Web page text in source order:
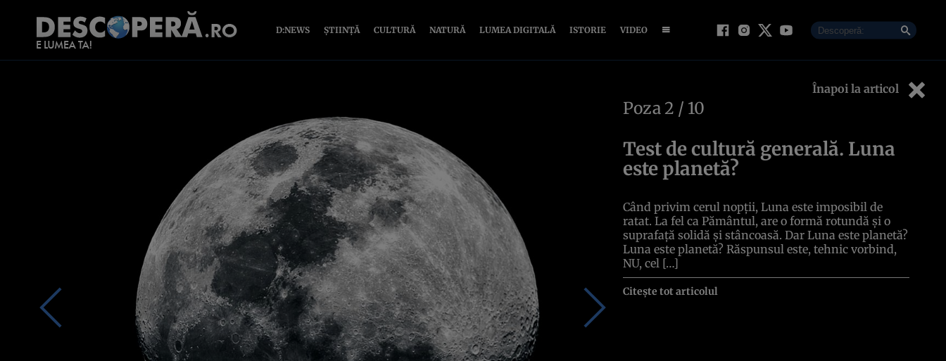
D:NEWS ȘTIINȚĂ CULTURĂ NATURĂ LUMEA DIGITALĂ ISTORIE VIDEO
Înapoi la articol
Poza2 / 10
Test de cultură generală. Luna
este planetă?
Când privim cerul nopții, Luna este imposibil de
ratat. La fel ca Pământul, are o formă rotundă și o
suprafață solidă și stâncoasă. Dar Luna este planetă?
Luna este planetă? Răspunsul este, tehnic vorbind,
NU, cel […]
Citește tot articolul